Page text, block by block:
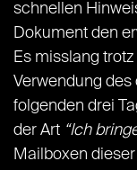
schnellen
Dokument den
Es misslang
Verwendung des
folgenden drei
der Art “Ich
Mailboxen